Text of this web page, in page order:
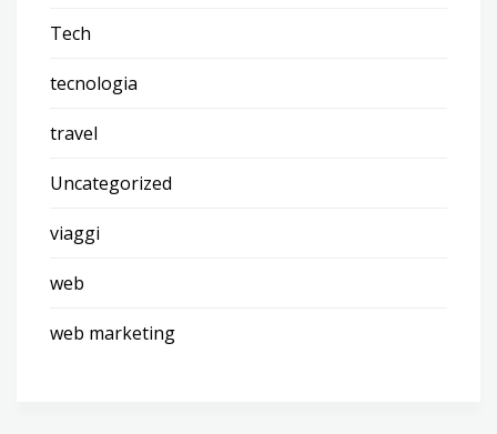
Tech
tecnologia
travel
Uncategorized
viaggi
web
web marketing